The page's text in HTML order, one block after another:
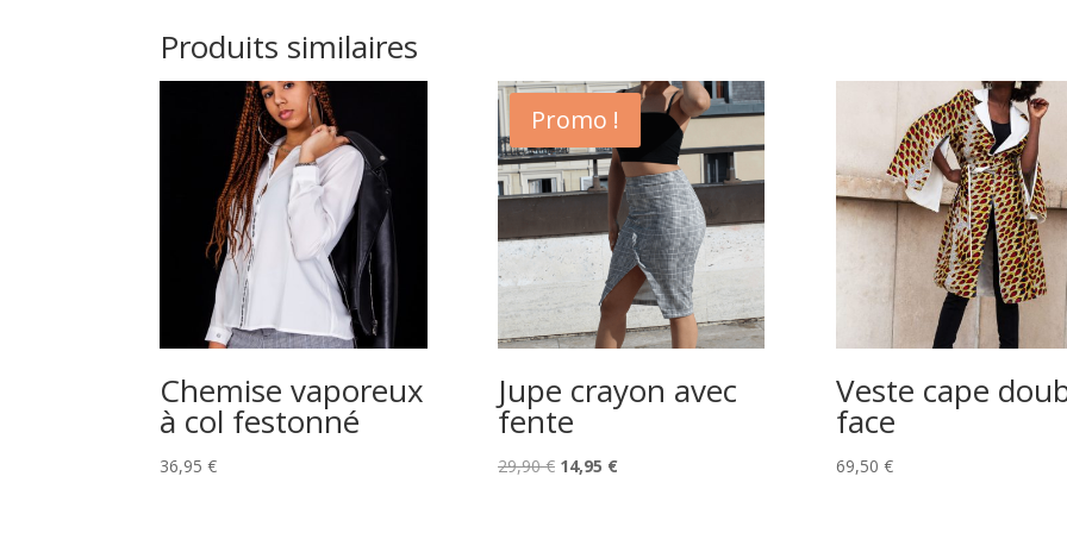
Produits similaires
Chemise vaporeux
à col festonné
36,95€
Promo !
Jupe crayon avec
fente
29,90€ Le
14,95 €Le
Veste cape
face
69,50 €